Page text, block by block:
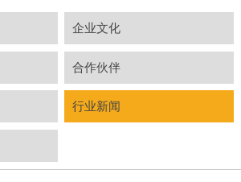
企业文化
合作伙伴
行业新闻